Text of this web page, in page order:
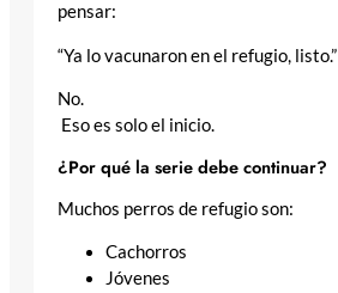
pensar:
“Ya lo vacunaron en el refugio, listo.”
No.
Eso es solo el inicio.
¿Por qué la serie debe continuar?
Muchos perros de refugio son:
Cachorros
Jóvenes